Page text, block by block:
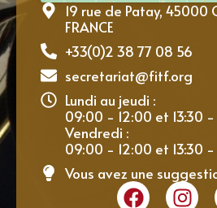
19 rue de Patay, 45000
FRANCE
+33(0)2 38 77 08 56
secretariat@fitf.org
Lundi au jeudi :
09:00 - 12:00 et 13:30 -
Vendredi :
09:00 - 12:00 et 13:30 -
Vous avez une